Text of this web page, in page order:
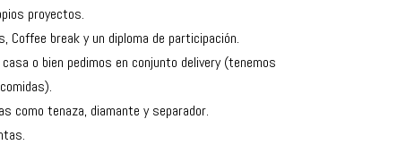
proyectos.
Coffee break y un diploma de participación.
o bien pedimos en conjunto delivery (tenemos
como tenaza, diamante y separador.